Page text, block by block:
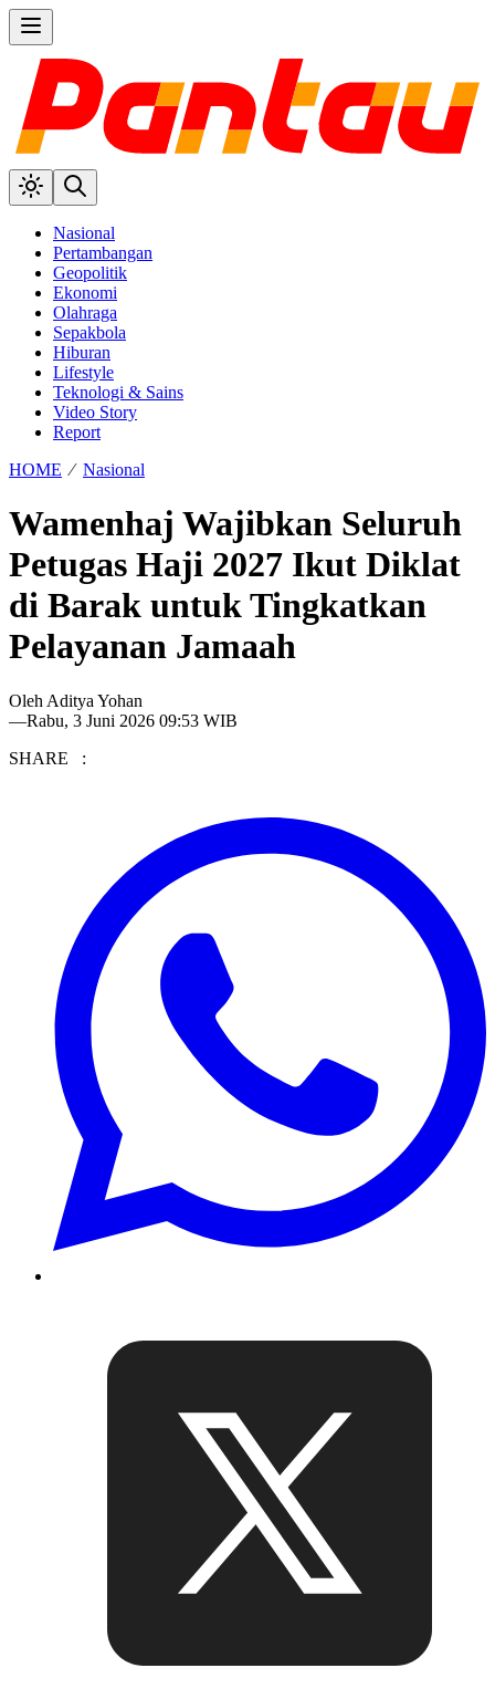
Nasional
Pertambangan
Geopolitik
Ekonomi
Olahraga
Sepakbola
Hiburan
Lifestyle
Teknologi & Sains
Video Story
Report
HOME ⁄ Nasional
Wamenhaj Wajibkan Seluruh
Petugas Haji 2027 Ikut Diklat
di Barak untuk Tingkatkan
Pelayanan Jamaah
Oleh Aditya Yohan
—Rabu, 3 Juni 2026 09:53 WIB
SHARE :